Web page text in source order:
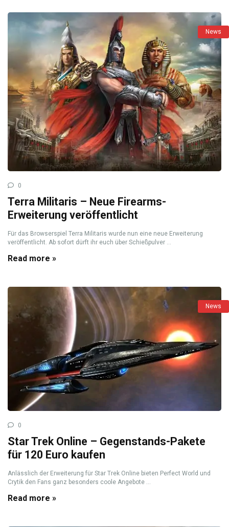
News
0
Terra Militaris – Neue Firearms-
Erweiterung veröffentlicht
Für das Browserspiel Terra Militaris wurde nun eine neue Erweiterung
veröffentlicht. Ab sofort dürft ihr euch über Schießpulver ...
Read more »
News
0
Star Trek Online – Gegenstands-Pakete
für 120 Euro kaufen
Anlässlich der Erweiterung für Star Trek Online bieten Perfect World und
Crytik den Fans ganz besonders coole Angebote ...
Read more »